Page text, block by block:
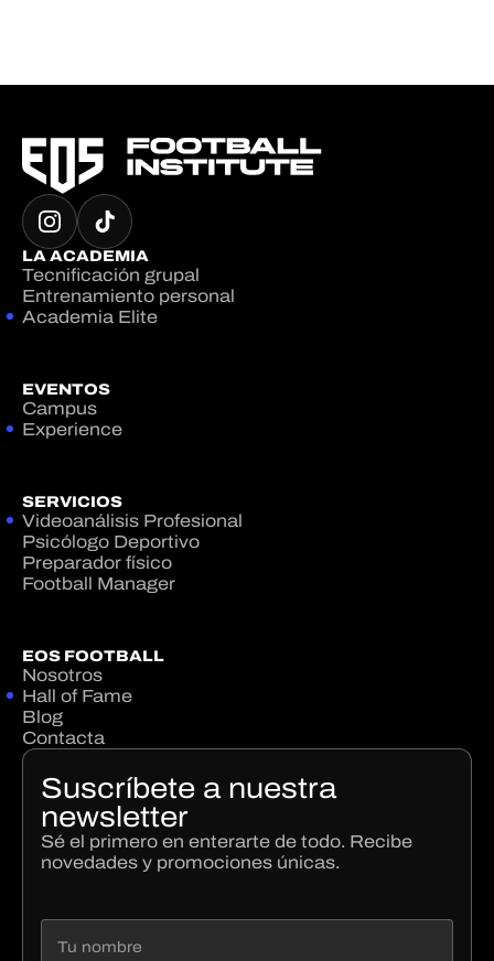
LA ACADEMIA
Tecnificación grupal
Entrenamiento personal
Academia Elite
EVENTOS
Campus
Experience
SERVICIOS
Videoanálisis Profesional
Psicólogo Deportivo
Preparador físico
Football Manager
EOS FOOTBALL
Nosotros
Hall of Fame
Blog
Contacta
Suscríbete a nuestra
newsletter
Sé el primero en enterarte de todo. Recibe
novedades y promociones únicas.